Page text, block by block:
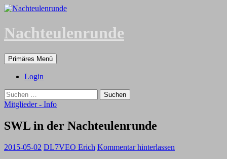
Zum
springen
Nachteulenrunde
Suchen
Primäres Menü
Login
Suchen
nach:
Mitglieder - Info
SWL in der Nachteulenrunde
2015-05-02 DL7VEO Erich Kommentar hinterlassen